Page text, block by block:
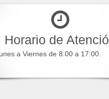
Horario de
a Viernes de 8:00 a